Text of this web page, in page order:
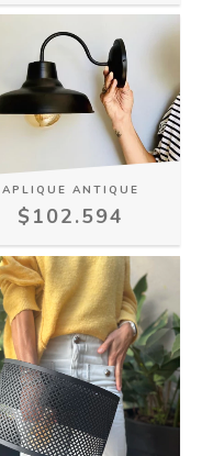
APLIQUE ANTIQUE
$102.594